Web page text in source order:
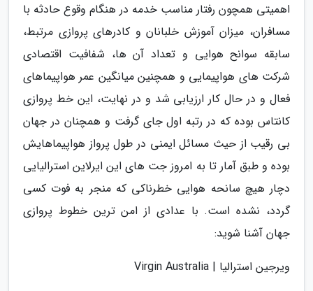
اهمیتی همچون رفتار مناسب خدمه در هنگام وقوع حادثه با
مسافران، میزان آموزش خلبانان و کادرهای پروازی مرتبط،
سابقه سوانح هوایی و تعداد آن ها، شفافیت اقتصادی
شرکت های هواپیمایی و همچنین میانگین عمر هواپیماهای
فعال و در حال کار ارزیابی شد و در نهایت، این خط پروازی
کانتاس بوده که در رتبه اول جای گرفت و همچنان در جهان
بی رقیب از حیث مسائل ایمنی در طول پرواز هواپیماهایش
بوده و طبق آمار تا به امروز جت های این ایرلاین استرالیایی
دچار هیچ سانحه هوایی خطرناکی که منجر به فوت کسی
گردد، نشده است. با عدادی از امن ترین خطوط پروازی
جهان آشنا شوید:
ویرجین استرالیا | Virgin Australia